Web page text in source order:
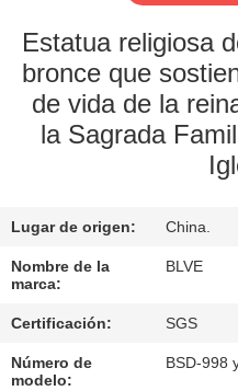
LA
FÁBRICA
CONTROL
MAPA
DEL
SITIO
Estatua religiosa
bronce que
de vida de la
la Sagrada
Lugar de origen: China.
Nombre de la
marca:
BLVE
Certificación: SGS
Número de
modelo:
BSD-998